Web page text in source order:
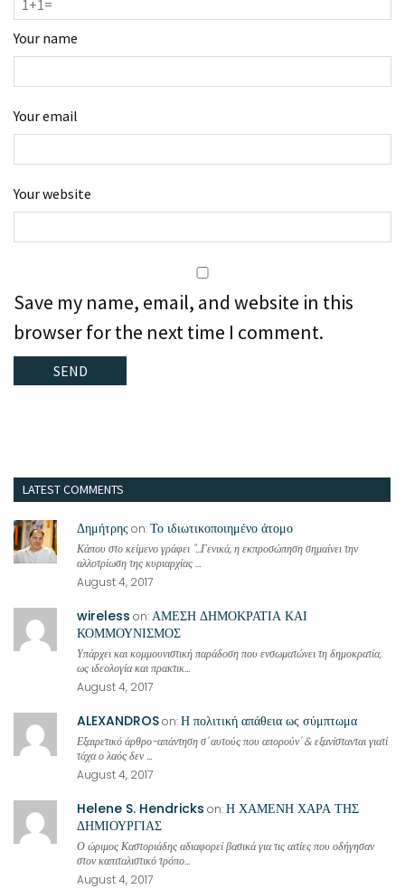
Your name
Your email
Your website
Save my name, email, and website in this
browser for the next time I comment.
LATEST COMMENTS
Δημήτρηςon:Το ιδιωτικοποιημένο άτομο
Κάπου στο κείμενο γράφει "...Γενικά, η εκπροσώπηση σημαίνει την
αλλοτρίωση της κυριαρχίας ...
August 4, 2017
wireless on:ΑΜΕΣΗ ΔΗΜΟΚΡΑΤΙΑ ΚΑΙ
ΚΟΜΜΟΥΝΙΣΜΟΣ
Υπάρχει και κομμουνιστική παράδοση που ενσωματώνει τη δημοκρατία,
ως ιδεολογία και πρακτικ...
August 4, 2017
ALEXANDROSon:Η πολιτική απάθεια ως σύμπτωμα
Εξαιρετικό άρθρο-απάντηση σ' αυτούς που απορούν' & εξανίστανται γιατί
τάχα ο λαός δεν ...
August 4, 2017
Helene S. Hendricks on:Η ΧΑΜΕΝΗ ΧΑΡΑ ΤΗΣ
ΔΗΜΙΟΥΡΓΙΑΣ
Ο ώριμος Καστοριάδης αδιαφορεί βασικά για τις αιτίες που οδήγησαν
στον καπιταλιστικό τρόπο...
August 4, 2017